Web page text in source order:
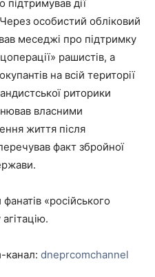
підтримував дії
Через особистий обліковий
меседжі про підтримку
рашистів, а
на всій території
риторики
власними
життя після
факт збройної
«російського
канал: dneprcomchannel